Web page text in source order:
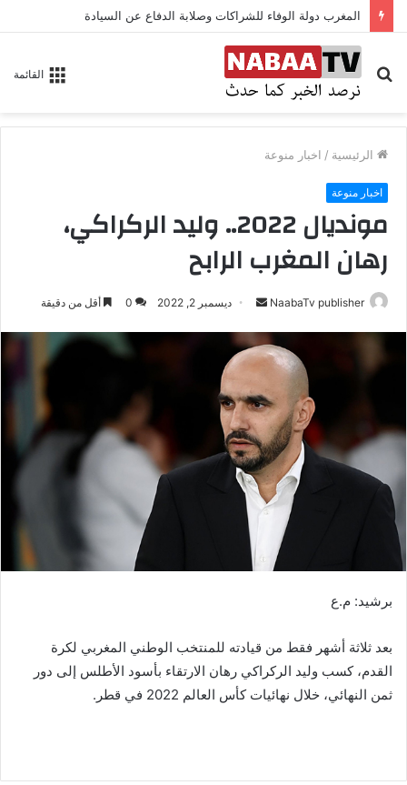
المغرب دولة الوفاء للشراكات وصلابة الدفاع عن السيادة
القائمة
بحث
عن
الرئيسية / اخبار منوعة
اخبار منوعة
مونديال 2022.. وليد الركراكي،
رهان المغرب الرابح
NaabaTv publisher
س
ر
ي
د
ا
ك
ت
ي
ا
ديسمبر 2, 2022 0 أقل من دقيقة
برشيد: م.ع
بعد ثلاثة أشهر فقط من قيادته للمنتخب الوطني المغربي لكرة
القدم، كسب وليد الركراكي رهان الارتقاء بأسود الأطلس إلى دور
ثمن النهائي، خلال نهائيات كأس العالم 2022 في قطر.